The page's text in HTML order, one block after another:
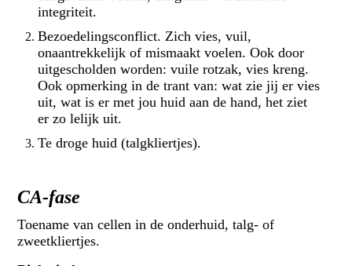
integriteit.
Bezoedelingsconflict. Zich vies, vuil,
onaantrekkelijk of mismaakt voelen. Ook door
uitgescholden worden: vuile rotzak, vies kreng.
Ook opmerking in de trant van: wat zie jij er vies
uit, wat is er met jou huid aan de hand, het ziet
er zo lelijk uit.
Te droge huid (talgkliertjes).
CA-fase
Toename van cellen in de onderhuid, talg- of
zweetkliertjes.